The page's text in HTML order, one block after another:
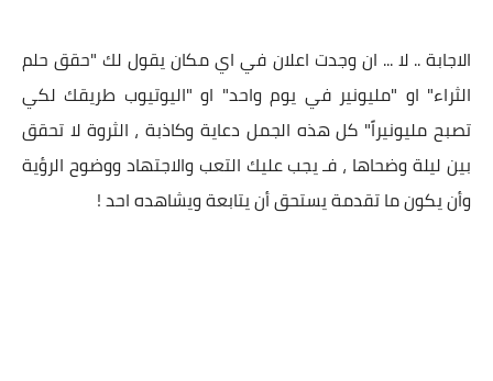
الاجابة .. لا ... ان وجدت اعلان في اي مكان يقول لك "حقق حلم
الثراء" او "مليونير في يوم واحد" او "اليوتيوب طريقك لكي
تصبح مليونيراً" كل هذه الجمل دعاية وكاذبة ، الثروة لا تحقق
بين ليلة وضحاها ، فـ يجب عليك التعب والاجتهاد ووضوح الرؤية
وأن يكون ما تقدمة يستحق أن يتابعة ويشاهده احد !